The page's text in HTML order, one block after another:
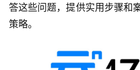
答这些问题，提供实用步骤和
策略。